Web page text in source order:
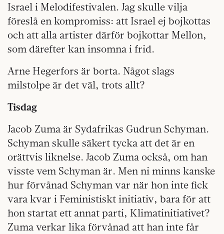
Israel i Melodifestivalen. Jag skulle vilja
föreslå en kompromiss: att Israel ej bojkottas
och att alla artister därför bojkottar Mellon,
som därefter kan insomna i frid.
Arne Hegerfors är borta. Något slags
milstolpe är det väl, trots allt?
Tisdag
Jacob Zuma är Sydafrikas Gudrun Schyman.
Schyman skulle säkert tycka att det är en
orättvis liknelse. Jacob Zuma också, om han
visste vem Schyman är. Men ni minns kanske
hur förvånad Schyman var när hon inte fick
vara kvar i Feministiskt initiativ, bara för att
hon startat ett annat parti, Klimatinitiativet?
Zuma verkar lika förvånad att han inte får